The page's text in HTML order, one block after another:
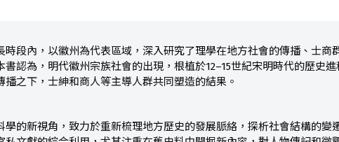
時段內，以徽州為代表區域，深入研究了理學在地方社會的傳播、士商
認為，明代徽州宗族社會的出現，根植於12–15世紀宋明時代的歷史
之下，士紳和商人等主導人群共同塑造的結果。
學的新視角，致力於重新梳理地方歷史的發展脈絡，探析社會結構的變